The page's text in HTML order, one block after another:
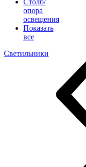
Столб/
опора
освещения
Показать
все
Светильники